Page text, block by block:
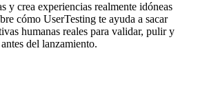
y crea experiencias realmente idóneas
cómo UserTesting te ayuda a sacar
humanas reales para validar, pulir y
del lanzamiento.